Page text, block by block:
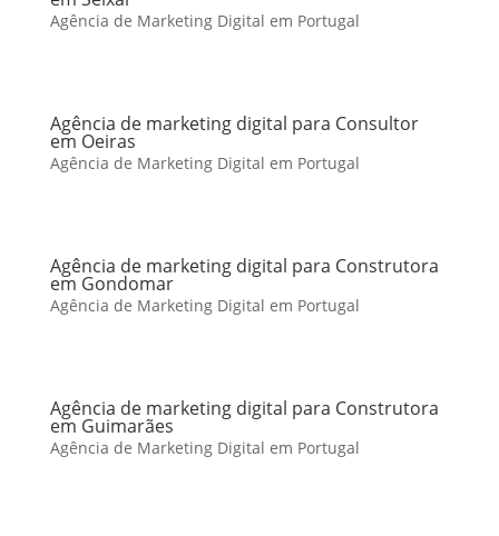
Agência de Marketing Digital em Portugal
Agência de marketing digital para Consultor
em Oeiras
Agência de Marketing Digital em Portugal
Agência de marketing digital para Construtora
em Gondomar
Agência de Marketing Digital em Portugal
Agência de marketing digital para Construtora
em Guimarães
Agência de Marketing Digital em Portugal